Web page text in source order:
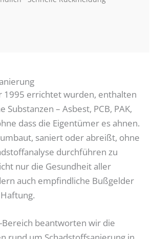
1995 errichtet wurden, enthalten
Substanzen – Asbest, PCB, PAK,
dass die Eigentümer es ahnen.
saniert oder abreißt, ohne
durchführen zu
nur die Gesundheit aller
auch empfindliche Bußgelder
Bereich beantworten wir die